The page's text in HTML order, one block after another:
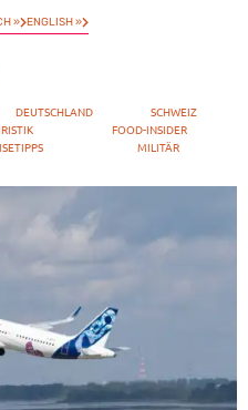
» ENGLISH »
DEUTSCHLAND
SCHWEIZ
FOOD-INSIDER
MILITÄR